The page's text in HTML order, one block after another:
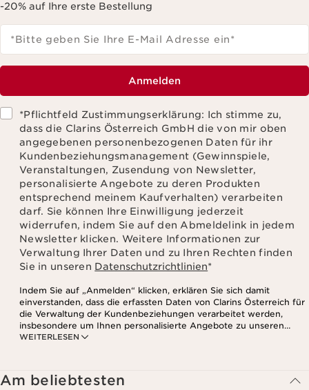
-20% auf Ihre erste Bestellung
*Bitte geben Sie Ihre E-Mail Adresse ein*
Anmelden
*Pflichtfeld Zustimmungserklärung: Ich stimme zu,
dass die Clarins Österreich GmbH die von mir oben
angegebenen personenbezogenen Daten für ihr
Kundenbeziehungsmanagement (Gewinnspiele,
Veranstaltungen, Zusendung von Newsletter,
personalisierte Angebote zu deren Produkten
entsprechend meinem Kaufverhalten) verarbeiten
darf. Sie können Ihre Einwilligung jederzeit
widerrufen, indem Sie auf den Abmeldelink in jedem
Newsletter klicken. Weitere Informationen zur
Verwaltung Ihrer Daten und zu Ihren Rechten finden
Sie in unseren Datenschutzrichtlinien*
WEITERLESEN
Indem Sie auf „Anmelden“ klicken, erklären Sie sich damit
einverstanden, dass die erfassten Daten von Clarins Österreich für
die Verwaltung der Kundenbeziehungen verarbeitet werden,
insbesondere um Ihnen personalisierte Angebote zu unseren
Produkten und Dienstleistungen entsprechend Ihrem
Websites Dritter, sowie für analytische Zwecke.
Am beliebtesten